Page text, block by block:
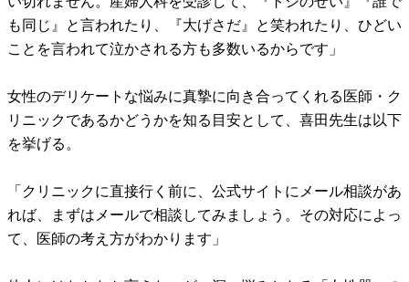
も同じ』と言われたり、『大げさだ』と笑われたり、ひどい
ことを言われて泣かされる方も多数いるからです」
女性のデリケートな悩みに真摯に向き合ってくれる医師・ク
リニックであるかどうかを知る目安として、喜田先生は以下
を挙げる。
「クリニックに直接行く前に、公式サイトにメール相談があ
れば、まずはメールで相談してみましょう。その対応によっ
て、医師の考え方がわかります」